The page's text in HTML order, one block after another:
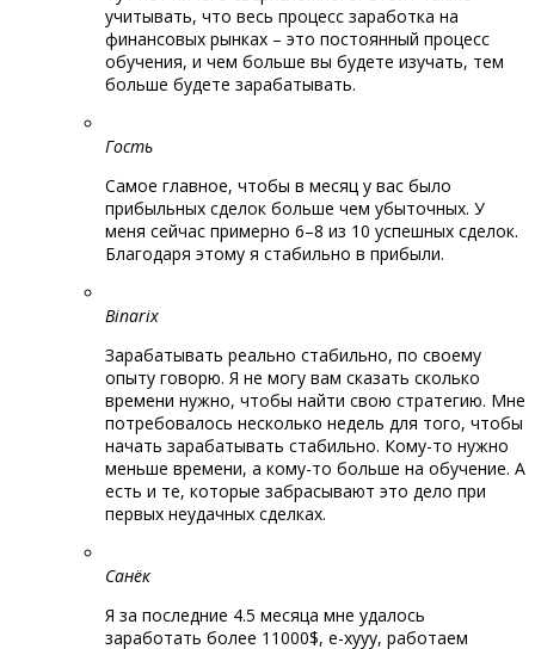
учитывать, что весь процесс заработка на
финансовых рынках – это постоянный процесс
обучения, и чем больше вы будете изучать, тем
больше будете зарабатывать.
Гость
Самое главное, чтобы в месяц у вас было
прибыльных сделок больше чем убыточных. У
меня сейчас примерно 6–8 из 10 успешных сделок.
Благодаря этому я стабильно в прибыли.
Binarix
Зарабатывать реально стабильно, по своему
опыту говорю. Я не могу вам сказать сколько
времени нужно, чтобы найти свою стратегию. Мне
потребовалось несколько недель для того, чтобы
начать зарабатывать стабильно. Кому-то нужно
меньше времени, а кому-то больше на обучение. А
есть и те, которые забрасывают это дело при
первых неудачных сделках.
Санёк
Я за последние 4.5 месяца мне удалось
заработать более 11000$, е-хууу, работаем